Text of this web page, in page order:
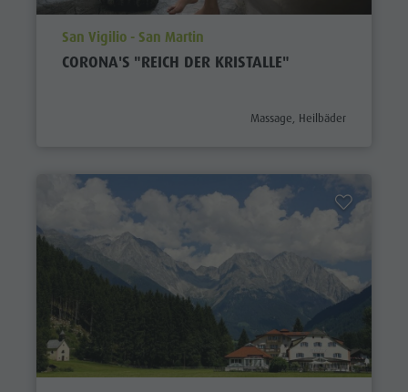
aria.poi_location_prefix
San Vigilio - San Martin
CORONA'S "REICH DER KRISTALLE"
aria.poi_category_prefix
Massage, Heilbäder